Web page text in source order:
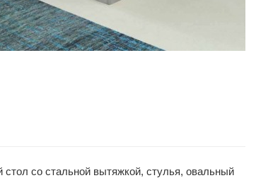
со стальной вытяжкой, стулья, овальный